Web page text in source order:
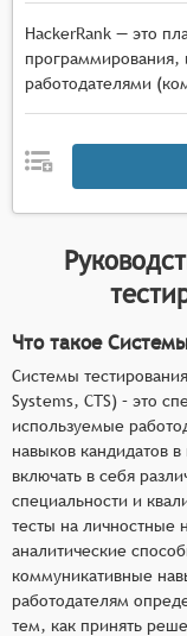
HackerRank — это
программирования,
работодателями
Что такое
Системы
Systems, CTS) – это
используемые
навыков кандидатов
включать в себя
специальности и
тесты на личностные
аналитические
коммуникативные
работодателям
тем, как принять